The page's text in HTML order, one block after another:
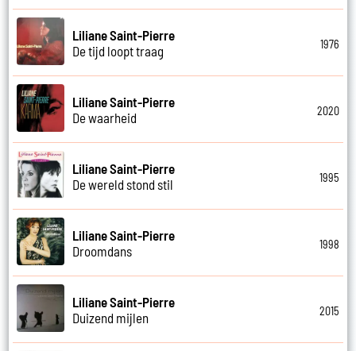
Liliane Saint-Pierre
De tijd loopt traag
1976
Liliane Saint-Pierre
De waarheid
2020
Liliane Saint-Pierre
De wereld stond stil
1995
Liliane Saint-Pierre
Droomdans
1998
Liliane Saint-Pierre
Duizend mijlen
2015